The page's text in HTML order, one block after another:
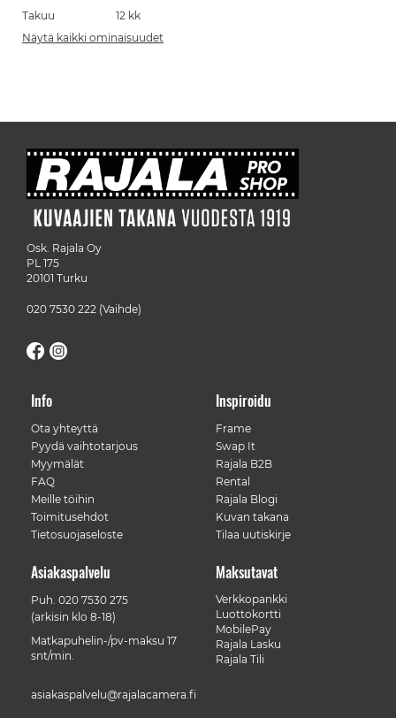
Takuu
12 kk
Näytä kaikki ominaisuudet
Osk. Rajala Oy
PL 175
20101 Turku
020 7530 222 (Vaihde)
Info
Ota yhteyttä
Pyydä vaihtotarjous
Myymälät
FAQ
Meille töihin
Toimitusehdot
Tietosuojaseloste
Inspiroidu
Frame
Swap It
Rajala B2B
Rental
Rajala Blogi
Kuvan takana
Tilaa uutiskirje
Maksutavat
Verkkopankki
Luottokortti
MobilePay
Rajala Lasku
Rajala Tili
Asiakaspalvelu
Puh. 020 7530 275
(arkisin klo 8-18)
Matkapuhelin-/pv-maksu 17
snt/min.
asiakaspalvelu@rajalacamera.fi